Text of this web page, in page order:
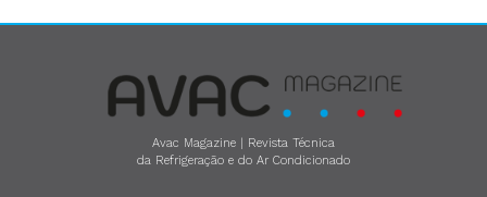
Avac Magazine | Revista Técnica
da Refrigeração e do Ar Condicionado